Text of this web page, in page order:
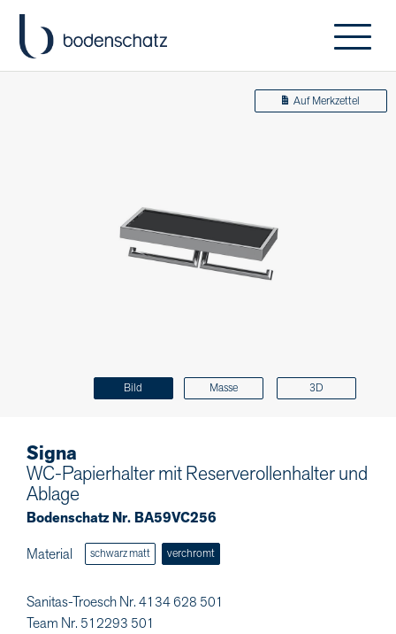
Bild Masse 3D
Auf Merkzettel
Signa
WC-Papierhalter mit Reserverollenhalter und
Ablage
Bodenschatz Nr. BA59VC256
Material
schwarz matt verchromt
Sanitas-Troesch Nr. 4134 628 501
Team Nr. 512293 501